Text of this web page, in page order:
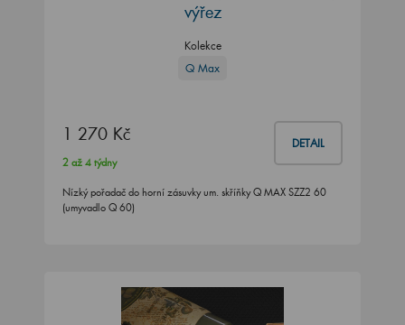
výřez
Kolekce
Q Max
1 270 Kč DETAIL
2 až 4 týdny
Nízký pořadač do horní zásuvky um. skříňky Q MAX SZZ2 60
(umyvadlo Q 60)